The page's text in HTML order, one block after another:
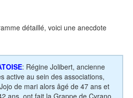
détaillé, voici une anecdote
: Régine Jolibert, ancienne
active au sein des associations,
de mari alors âgé de 47 ans et